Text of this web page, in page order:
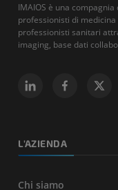
IMAIOS è una
professionisti di
professionisti sanitari
imaging, base dati
L'AZIENDA
Chi siamo